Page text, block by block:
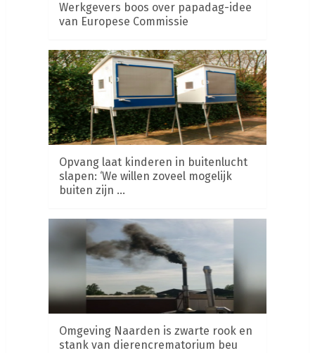
Werkgevers boos over papadag-idee
van Europese Commissie
Opvang laat kinderen in buitenlucht
slapen: ‘We willen zoveel mogelijk
buiten zijn …
Omgeving Naarden is zwarte rook en
stank van dierencrematorium beu